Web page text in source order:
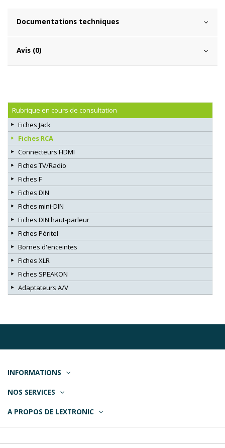
Documentations techniques
Avis (0)
Rubrique en cours de consultation
Fiches Jack
Fiches RCA
Connecteurs HDMI
Fiches TV/Radio
Fiches F
Fiches DIN
Fiches mini-DIN
Fiches DIN haut-parleur
Fiches Péritel
Bornes d'enceintes
Fiches XLR
Fiches SPEAKON
Adaptateurs A/V
INFORMATIONS
NOS SERVICES
A PROPOS DE LEXTRONIC